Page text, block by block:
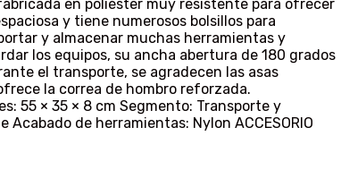
en poliéster muy resistente para ofrecer
y tiene numerosos bolsillos para
y almacenar muchas herramientas y
los equipos, su ancha abertura de 180 grados
el transporte, se agradecen las asas
la correa de hombro reforzada.
55 × 35 × 8 cm Segmento: Transporte y
de herramientas: Nylon ACCESORIO